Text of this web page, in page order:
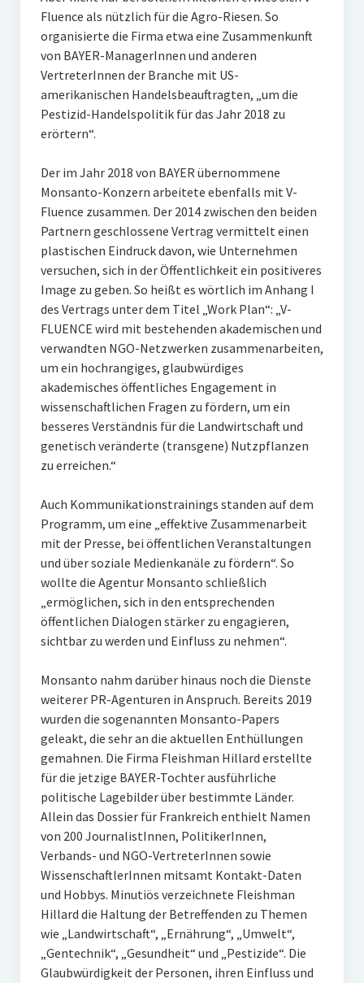
Fluence als nützlich für die Agro-Riesen. So
organisierte die Firma etwa eine Zusammenkunft
von BAYER-ManagerInnen und anderen
VertreterInnen der Branche mit US-
amerikanischen Handelsbeauftragten, „um die
Pestizid-Handelspolitik für das Jahr 2018 zu
erörtern“.
Der im Jahr 2018 von BAYER übernommene
Monsanto-Konzern arbeitete ebenfalls mit V-
Fluence zusammen. Der 2014 zwischen den beiden
Partnern geschlossene Vertrag vermittelt einen
plastischen Eindruck davon, wie Unternehmen
versuchen, sich in der Öffentlichkeit ein positiveres
Image zu geben. So heißt es wörtlich im Anhang I
des Vertrags unter dem Titel „Work Plan“: „V-
FLUENCE wird mit bestehenden akademischen und
verwandten NGO-Netzwerken zusammenarbeiten,
um ein hochrangiges, glaubwürdiges
akademisches öffentliches Engagement in
wissenschaftlichen Fragen zu fördern, um ein
besseres Verständnis für die Landwirtschaft und
genetisch veränderte (transgene) Nutzpflanzen
zu erreichen.“
Auch Kommunikationstrainings standen auf dem
Programm, um eine „effektive Zusammenarbeit
mit der Presse, bei öffentlichen Veranstaltungen
und über soziale Medienkanäle zu fördern“. So
wollte die Agentur Monsanto schließlich
„ermöglichen, sich in den entsprechenden
öffentlichen Dialogen stärker zu engagieren,
sichtbar zu werden und Einfluss zu nehmen“.
Monsanto nahm darüber hinaus noch die Dienste
weiterer PR-Agenturen in Anspruch. Bereits 2019
wurden die sogenannten Monsanto-Papers
geleakt, die sehr an die aktuellen Enthüllungen
gemahnen. Die Firma Fleishman Hillard erstellte
für die jetzige BAYER-Tochter ausführliche
politische Lagebilder über bestimmte Länder.
Allein das Dossier für Frankreich enthielt Namen
von 200 JournalistInnen, PolitikerInnen,
Verbands- und NGO-VertreterInnen sowie
WissenschaftlerInnen mitsamt Kontakt-Daten
und Hobbys. Minutiös verzeichnete Fleishman
Hillard die Haltung der Betreffenden zu Themen
wie „Landwirtschaft“, „Ernährung“, „Umwelt“,
„Gentechnik“, „Gesundheit“ und „Pestizide“. Die
Glaubwürdigkeit der Personen, ihren Einfluss und